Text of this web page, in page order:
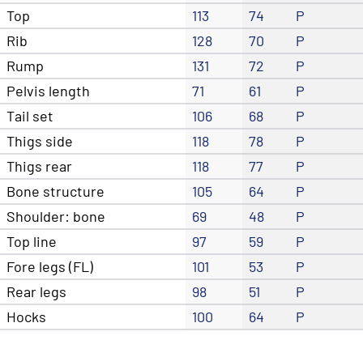
Top
113 74
P
Rib
128 70
P
Rump
131 72
P
Pelvis length
71 61
P
Tail set
106 68
P
Thigs side
118 78
P
Thigs rear
118 77
P
Bone structure
105 64
P
Shoulder: bone
69 48
P
Top line
97 59
P
Fore legs (FL)
101 53
P
Rear legs
98 51
P
Hocks
100 64 P